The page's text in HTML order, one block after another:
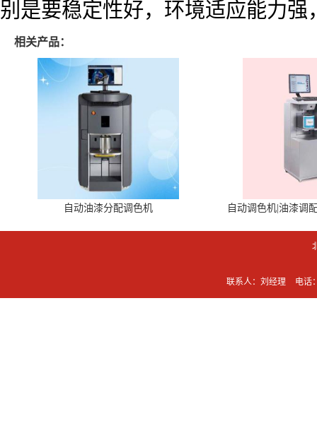
别是要稳定性好，环境适应能力
相关产品：
自动油漆分配调色机 自动调色机|油漆调
联系人：刘经理 电话